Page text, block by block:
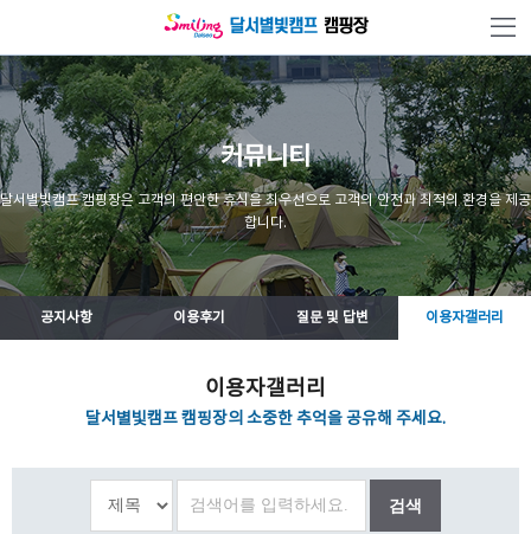
커뮤니티
달서별빛캠프 캠핑장은 고객의 편안한 휴식을 최우선으로 고객의 안전과 최적의 환경을 제공
합니다.
공지사항 이용후기 질문 및 답변 이용자갤러리
이용자갤러리
달서별빛캠프 캠핑장의 소중한 추억을 공유해 주세요.
검색